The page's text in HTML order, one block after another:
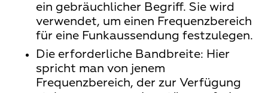
ein gebräuchlicher Begriff. Sie wird
verwendet, um einen Frequenzbereich
für eine Funkaussendung festzulegen.
Die erforderliche Bandbreite: Hier
spricht man von jenem
Frequenzbereich, der zur Verfügung